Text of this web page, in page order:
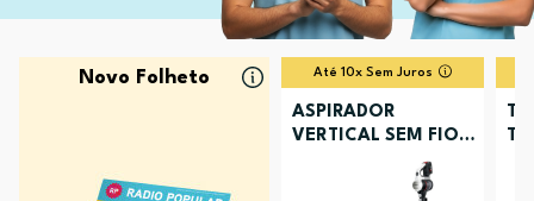
Novo Folheto Até 10x Sem Juros
ASPIRADOR
VERTICAL SEM FIOS
BOSCH BCS711XXL
TV